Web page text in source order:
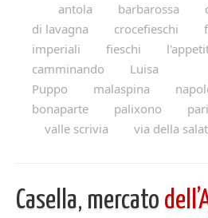
antola
barbarossa
di lavagna
crocefieschi
imperiali
fieschi
camminando
Luisa
Puppo
malaspina
bonaparte
palixono
valle scrivia
via della
Casella, mercato